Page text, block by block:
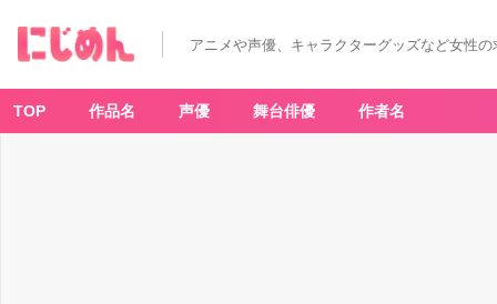
アニメや声優、キャラクターグッズなど女性
TOP 作品名 声優 舞台俳優 作者名